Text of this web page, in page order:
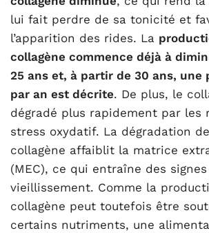
lui fait perdre de sa tonicité et
l’apparition des rides. La
collagène commence déjà à
25 ans et, à partir de 30 ans, une
par an est décrite. De plus, le
dégradé plus rapidement par les
stress oxydatif. La dégradation
collagène affaiblit la matrice
(MEC), ce qui entraîne des
vieillissement. Comme la
collagène peut toutefois être
certains nutriments, une